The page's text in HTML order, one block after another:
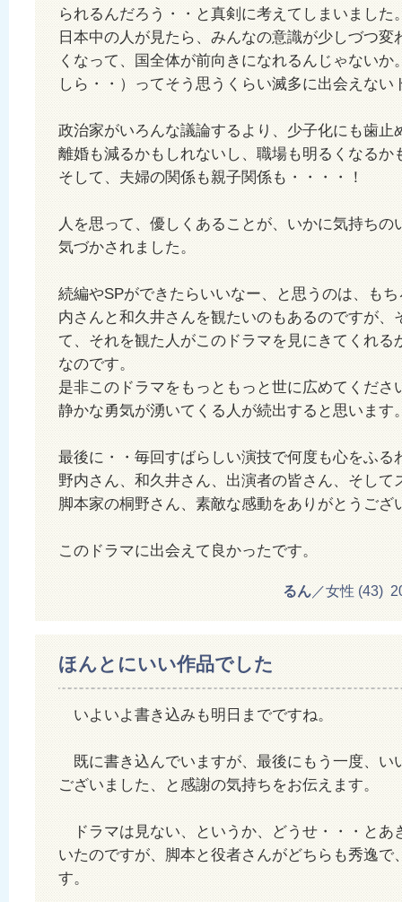
られるんだろう・・と真剣に考えてしまいました
日本中の人が見たら、みんなの意識が少しづつ変
くなって、国全体が前向きになれるんじゃないか
しら・・）ってそう思うくらい滅多に出会えない
政治家がいろんな議論するより、少子化にも歯止
離婚も減るかもしれないし、職場も明るくなるか
そして、夫婦の関係も親子関係も・・・・！
人を思って、優しくあることが、いかに気持ちの
気づかされました。
続編やSPができたらいいなー、と思うのは、も
内さんと和久井さんを観たいのもあるのですが、
て、それを観た人がこのドラマを見にきてくれる
なのです。
是非このドラマをもっともっと世に広めてくださ
静かな勇気が湧いてくる人が続出すると思います
最後に・・毎回すばらしい演技で何度も心をふる
野内さん、和久井さん、出演者の皆さん、そして
脚本家の桐野さん、素敵な感動をありがとうござ
このドラマに出会えて良かったです。
るん ／女性 (43)
ほんとにいい作品でした
いよいよ書き込みも明日までですね。
既に書き込んでいますが、最後にもう一度、い
ございました、と感謝の気持ちをお伝えます。
ドラマは見ない、というか、どうせ・・・とあ
いたのですが、脚本と役者さんがどちらも秀逸で
す。